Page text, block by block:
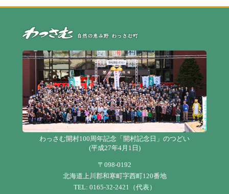
わっさむ開村100周年記念「開村記念日」のつどい
(平成27年4月1日)
〒098-0192
北海道上川郡和寒町字西町120番地
TEL: 0165-32-2421（代表）